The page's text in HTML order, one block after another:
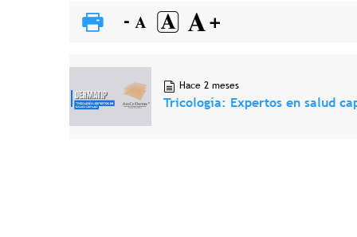
Hace 2 meses
Tricología: Expertos en salud